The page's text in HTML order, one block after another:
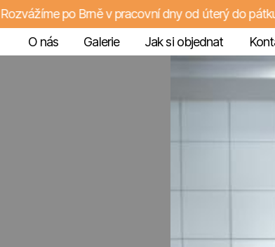
po Brně v pracovní dny od úterý do pátku
O nás Galerie Jak si objednat